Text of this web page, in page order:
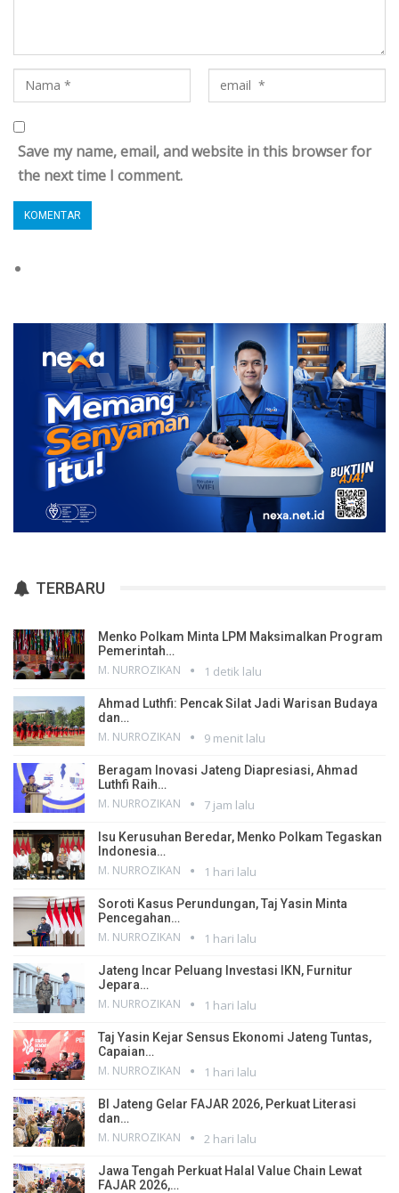
Save my name, email, and website in this browser for
the next time I comment.
TERBARU
Menko Polkam Minta LPM Maksimalkan Program
Pemerintah…
M. NURROZIKAN 1 detik lalu
Ahmad Luthfi: Pencak Silat Jadi Warisan Budaya
dan…
M. NURROZIKAN 9 menit lalu
Beragam Inovasi Jateng Diapresiasi, Ahmad
Luthfi Raih…
M. NURROZIKAN 7 jam lalu
Isu Kerusuhan Beredar, Menko Polkam Tegaskan
Indonesia…
M. NURROZIKAN 1 hari lalu
Soroti Kasus Perundungan, Taj Yasin Minta
Pencegahan…
M. NURROZIKAN 1 hari lalu
Jateng Incar Peluang Investasi IKN, Furnitur
Jepara…
M. NURROZIKAN 1 hari lalu
Taj Yasin Kejar Sensus Ekonomi Jateng Tuntas,
Capaian…
M. NURROZIKAN 1 hari lalu
BI Jateng Gelar FAJAR 2026, Perkuat Literasi
dan…
M. NURROZIKAN 2 hari lalu
Jawa Tengah Perkuat Halal Value Chain Lewat
FAJAR 2026,…